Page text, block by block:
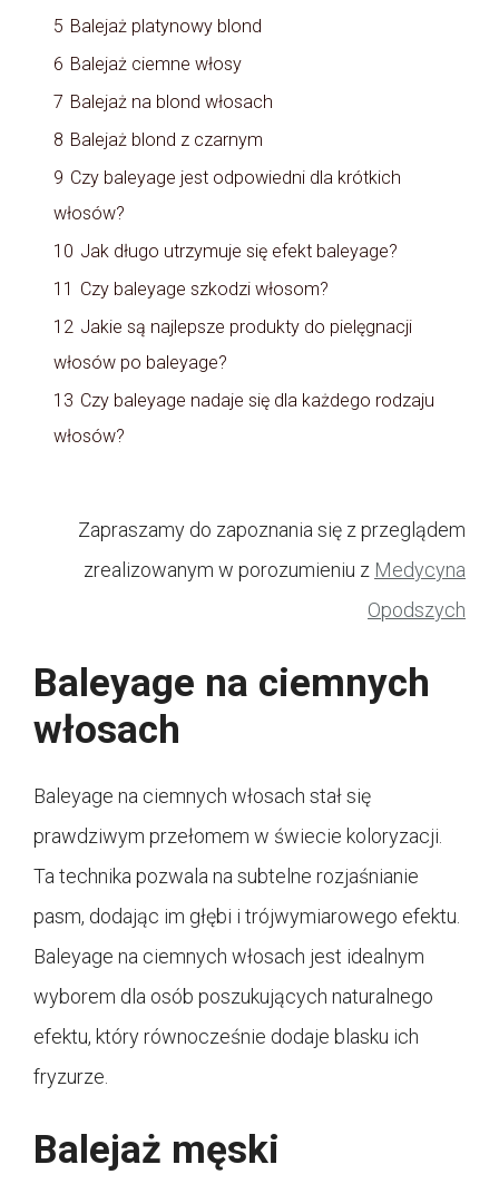
5 Balejaż platynowy blond
6 Balejaż ciemne włosy
7 Balejaż na blond włosach
8 Balejaż blond z czarnym
9 Czy baleyage jest odpowiedni dla krótkich
włosów?
10 Jak długo utrzymuje się efekt baleyage?
11 Czy baleyage szkodzi włosom?
12 Jakie są najlepsze produkty do pielęgnacji
włosów po baleyage?
13 Czy baleyage nadaje się dla każdego rodzaju
włosów?
Zapraszamy do zapoznania się z przeglądem
zrealizowanym w porozumieniu z Medycyna
Opodszych
Baleyage na ciemnych
włosach
Baleyage na ciemnych włosach stał się
prawdziwym przełomem w świecie koloryzacji.
Ta technika pozwala na subtelne rozjaśnianie
pasm, dodając im głębi i trójwymiarowego efektu.
Baleyage na ciemnych włosach jest idealnym
wyborem dla osób poszukujących naturalnego
efektu, który równocześnie dodaje blasku ich
fryzurze.
Balejaż męski